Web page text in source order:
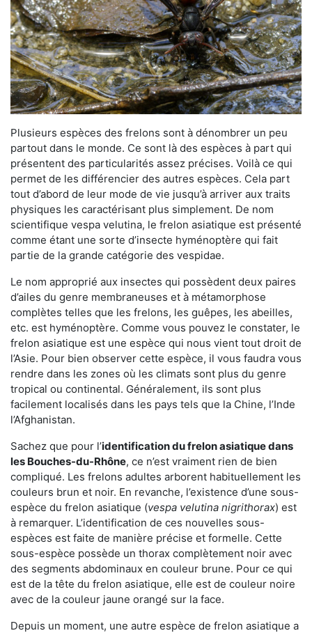
Plusieurs espèces des frelons sont à dénombrer un peu
partout dans le monde. Ce sont là des espèces à part qui
présentent des particularités assez précises. Voilà ce qui
permet de les différencier des autres espèces. Cela part
tout d’abord de leur mode de vie jusqu’à arriver aux traits
physiques les caractérisant plus simplement. De nom
scientifique vespa velutina, le frelon asiatique est présenté
comme étant une sorte d’insecte hyménoptère qui fait
partie de la grande catégorie des vespidae.
Le nom approprié aux insectes qui possèdent deux paires
d’ailes du genre membraneuses et à métamorphose
complètes telles que les frelons, les guêpes, les abeilles,
etc. est hyménoptère. Comme vous pouvez le constater, le
frelon asiatique est une espèce qui nous vient tout droit de
l’Asie. Pour bien observer cette espèce, il vous faudra vous
rendre dans les zones où les climats sont plus du genre
tropical ou continental. Généralement, ils sont plus
facilement localisés dans les pays tels que la Chine, l’Inde
l’Afghanistan.
Sachez que pour l’identification du frelon asiatiquedans
les Bouches-du-Rhône, ce n’est vraiment rien de bien
compliqué. Les frelons adultes arborent habituellement les
couleurs brun et noir. En revanche, l’existence d’une sous-
espèce du frelon asiatique (vespa velutina nigrithorax) est
à remarquer. L’identification de ces nouvelles sous-
espèces est faite de manière précise et formelle. Cette
sous-espèce possède un thorax complètement noir avec
des segments abdominaux en couleur brune. Pour ce qui
est de la tête du frelon asiatique, elle est de couleur noire
avec de la couleur jaune orangé sur la face.
Depuis un moment, une autre espèce de frelon asiatique a